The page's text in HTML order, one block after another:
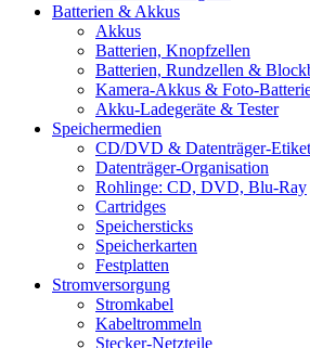
Batterien & Akkus
Akkus
Batterien, Knopfzellen
Batterien, Rundzellen &
Kamera-Akkus & Foto-
Akku-Ladegeräte & Tester
Speichermedien
CD/DVD & Datenträger-
Datenträger-Organisation
Rohlinge: CD, DVD, Blu-Ray
Cartridges
Speichersticks
Speicherkarten
Festplatten
Stromversorgung
Stromkabel
Kabeltrommeln
Stecker-Netzteile